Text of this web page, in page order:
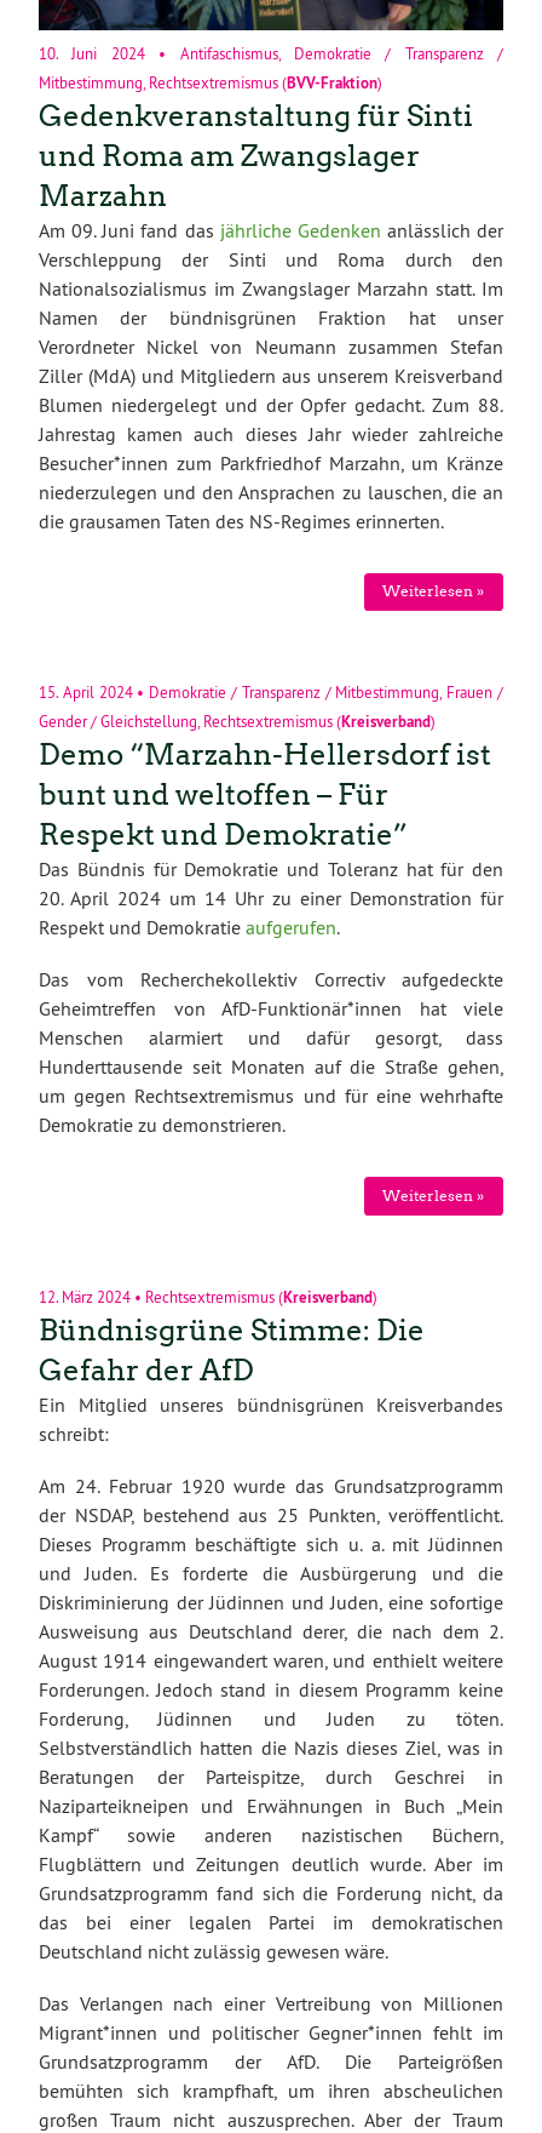
10. Juni 2024• Antifaschismus, Demokratie / Transparenz /
Mitbestimmung Rechtsextremismus(BVV-Fraktion)
Gedenkveranstaltung für Sinti
und Roma am Zwangslager
Marzahn
Am 09. Juni fand das jährliche Gedenken anlässlich der
Verschleppung der Sinti und Roma durch den
Nationalsozialismus im Zwangslager Marzahn statt. Im
Namen der bündnisgrünen Fraktion hat unser
Verordneter Nickel von Neumann zusammen Stefan
Ziller (MdA) und Mitgliedern aus unserem Kreisverband
Blumen niedergelegt und der Opfer gedacht. Zum 88.
Jahrestag kamen auch dieses Jahr wieder zahlreiche
Besucher*innen zum Parkfriedhof Marzahn, um Kränze
niederzulegen und den Ansprachen zu lauschen, die an
die grausamen Taten des NS-Regimes erinnerten.
Weiterlesen »
15. April 2024• Demokratie / Transparenz / Mitbestimmung Frauen /
Gender / Gleichstellung Rechtsextremismus(Kreisverband)
Demo “Marzahn-Hellersdorf ist
bunt und weltoffen – Für
Respekt und Demokratie”
Das Bündnis für Demokratie und Toleranz hat für den
20. April 2024 um 14 Uhr zu einer Demonstration für
Respekt und Demokratie aufgerufen.
Das vom Recherchekollektiv Correctiv aufgedeckte
Geheimtreffen von AfD-Funktionär*innen hat viele
Menschen alarmiert und dafür gesorgt, dass
Hunderttausende seit Monaten auf die Straße gehen,
um gegen Rechtsextremismus und für eine wehrhafte
Demokratie zu demonstrieren.
Weiterlesen »
12. März 2024 • Rechtsextremismus(Kreisverband)
Bündnisgrüne Stimme: Die
Gefahr der AfD
Ein Mitglied unseres bündnisgrünen Kreisverbandes
schreibt:
Am 24. Februar 1920 wurde das Grundsatzprogramm
der NSDAP, bestehend aus 25 Punkten, veröffentlicht.
Dieses Programm beschäftigte sich u. a. mit Jüdinnen
und Juden. Es forderte die Ausbürgerung und die
Diskriminierung der Jüdinnen und Juden, eine sofortige
Ausweisung aus Deutschland derer, die nach dem 2.
August 1914 eingewandert waren, und enthielt weitere
Forderungen. Jedoch stand in diesem Programm keine
Forderung, Jüdinnen und Juden zu töten.
Selbstverständlich hatten die Nazis dieses Ziel, was in
Beratungen der Parteispitze, durch Geschrei in
Naziparteikneipen und Erwähnungen in Buch „Mein
Kampf“ sowie anderen nazistischen Büchern,
Flugblättern und Zeitungen deutlich wurde. Aber im
Grundsatzprogramm fand sich die Forderung nicht, da
das bei einer legalen Partei im demokratischen
Deutschland nicht zulässig gewesen wäre.
Das Verlangen nach einer Vertreibung von Millionen
Migrant*innen und politischer Gegner*innen fehlt im
Grundsatzprogramm der AfD. Die Parteigrößen
bemühten sich krampfhaft, um ihren abscheulichen
großen Traum nicht auszusprechen. Aber der Traum